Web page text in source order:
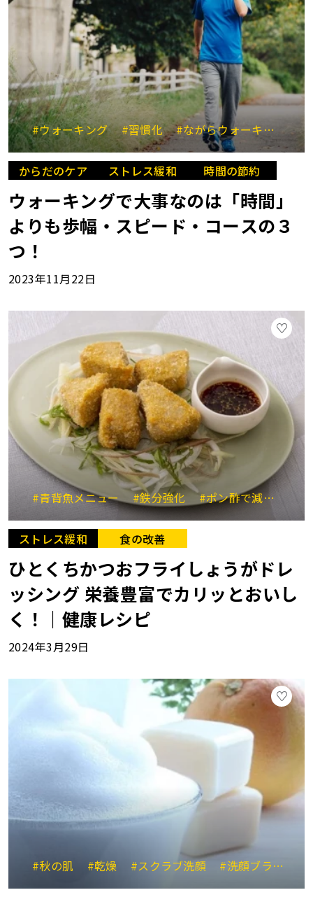
#ウォーキング #習慣化 #ながらウォーキング #
からだのケア ストレス緩和 時間の節約
ウォーキングで大事なのは「時間」
よりも歩幅・スピード・コースの３
つ！
2023年11月22日
#青背魚メニュー #鉄分強化 #ポン酢で減塩
ストレス緩和 食の改善
ひとくちかつおフライしょうがドレ
ッシング 栄養豊富でカリッとおいし
く！｜健康レシピ
2024年3月29日
#秋の肌 #乾燥 #スクラブ洗顔 #洗顔ブラシ